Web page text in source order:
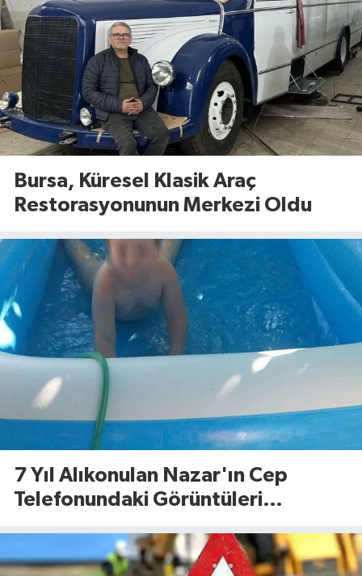
Bursa, Küresel Klasik Araç
Restorasyonunun Merkezi Oldu
7 Yıl Alıkonulan Nazar'ın Cep
Telefonundaki Görüntüleri